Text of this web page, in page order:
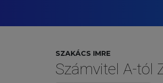
SZAKÁCS IMRE
Számvitel A-tól